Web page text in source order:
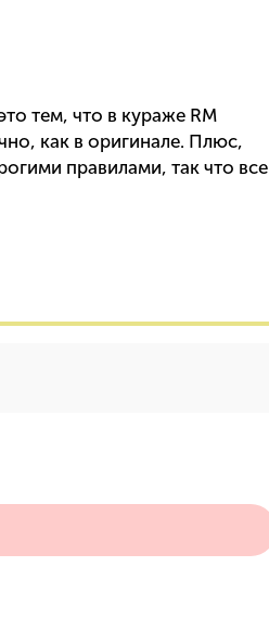
тем, что в кураже RM
как в оригинале. Плюс,
правилами, так что все